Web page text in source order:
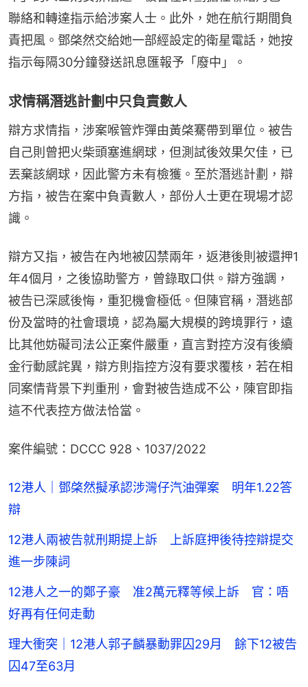
聯絡和轉達指示給涉案人士。此外，她在航行期間負
責把風。鄧棨然交給她一部經設定的衛星電話，她按
指示每隔30分鐘發送訊息匯報予「廢中」。
求情稱潛逃計劃中只負責數人
辯方求情指，涉案喉管炸彈由黃棨騫帶到單位。被告
自己則曾把火柴頭塞進網球，但測試後效果欠佳，已
丟棄該網球，因此警方未有檢獲。至於潛逃計劃，辯
方指，被告在案中負責數人，部份人士更在現場才認
識。
辯方又指，被告在內地被囚禁兩年，返港後則被還押1
年4個月，之後協助警方，曾錄取口供。辯方強調，
被告已深感後悔，重犯機會極低。但陳官稱，潛逃部
份及當時的社會環境，認為屬大規模的跨境罪行，遠
比其他妨礙司法公正案件嚴重，直言對控方沒有後續
金行動感詫異，辯方則指控方沒有要求覆核，若在相
同案情背景下判重刑，會對被告造成不公，陳官即指
這不代表控方做法恰當。
案件編號：DCCC 928、1037/2022
12港人｜鄧棨然擬承認涉灣仔汽油彈案 明年1.22答
辯
12港人兩被告就刑期提上訴 上訴庭押後待控辯提交
進一步陳詞
12港人之一的鄭子豪 准2萬元釋等候上訴 官：唔
好再有任何走動
理大衝突｜12港人郭子麟暴動罪囚29月 餘下12被告
囚47至63月